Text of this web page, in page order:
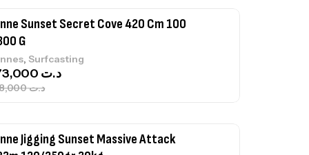
G
,
د.ت748,000
د.ت673,000
120/250gr 30kg